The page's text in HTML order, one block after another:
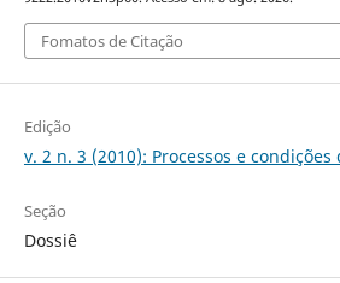
Fomatos de Citação
Edição
v. 2 n. 3 (2010): Processos e
Seção
Dossiê